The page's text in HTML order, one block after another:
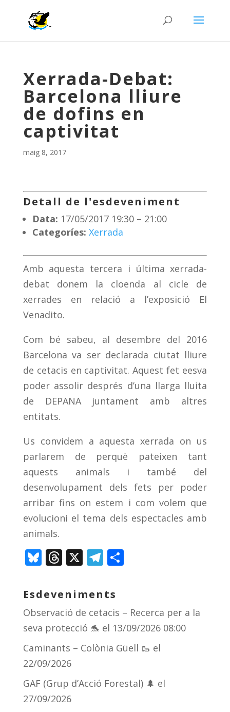
Xerrada-Debat:
Barcelona lliure
de dofins en
captivitat
maig 8, 2017
Detall de l'esdeveniment
Data: 17/05/2017 19:30– 21:00
Categoríes: Xerrada
Amb aquesta tercera i última xerrada-
debat donem la cloenda al cicle de
xerrades en relació a l’exposició El
Venadito.
Com bé sabeu, al desembre del 2016
Barcelona va ser declarada ciutat lliure
de cetacis en captivitat. Aquest fet eesva
poder assolir després d’una llarga lluita
de DEPANA juntament amb altres
entitats.
Us convidem a aquesta xerrada on us
parlarem de perquè pateixen tant
aquests animals i també del
desenvolupament dels fets per poder
arribar fins on estem i com volem que
evolucioni el tema dels espectacles amb
animals.
Bl
e
sk
y
T
re
a
d
s
X T
e
gr
a
m
C
p
ar
te
ix
Esdeveniments
Observació de cetacis – Recerca per a la
seva protecció 🐬 el 13/09/2026 08:00
Caminants – Colònia Güell 🥾 el
22/09/2026
GAF (Grup d’Acció Forestal) 🌲 el
27/09/2026